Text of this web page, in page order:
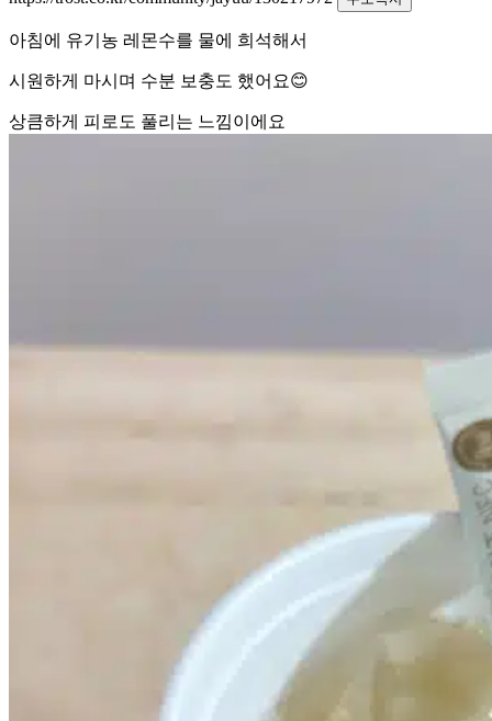
아침에 유기농 레몬수를 물에 희석해서
시원하게 마시며 수분 보충도 했어요😊
상큼하게 피로도 풀리는 느낌이에요